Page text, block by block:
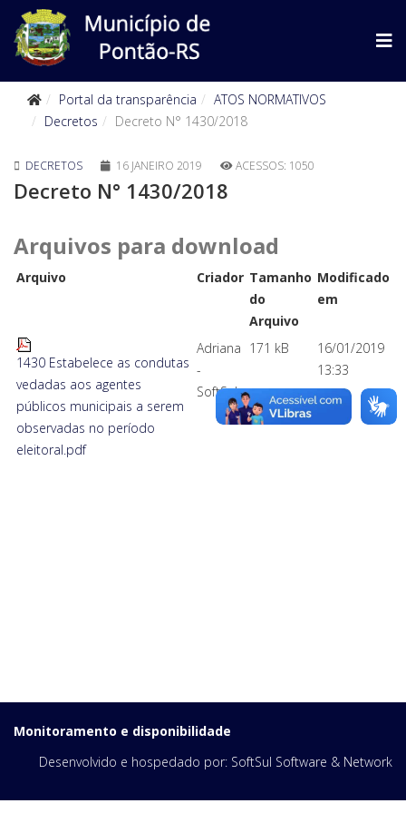
Portal da transparência
ATOS NORMATIVOS
Decretos
Decreto N° 1430/2018
DECRETOS 16 JANEIRO 2019 ACESSOS: 1050
Decreto N° 1430/2018
Arquivos para download
Arquivo Criador Tamanho
do
Arquivo
Modificado
em
1430 Estabelece as condutas
vedadas aos agentes
públicos municipais a serem
observadas no período
eleitoral.pdf
Adriana
-
SoftSul
171 kB
16/01/2019
13:33
Monitoramento e disponibilidade
Desenvolvido e hospedado por: SoftSul Software & Network